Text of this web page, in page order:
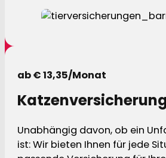
ab € 13,35/Monat
Unabhängig davon, ob ein
ist: Wir bieten Ihnen für jede